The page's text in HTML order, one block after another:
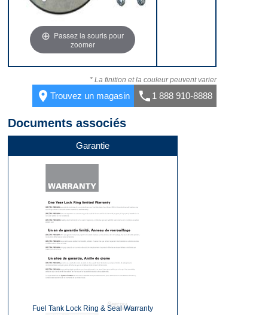
Passez la souris pour
zoomer
* La finition et la couleur peuvent varier
placeTrouvez un magasin call 1 888 910-8888
Documents associés
Garantie
Fuel Tank Lock Ring & Seal Warranty